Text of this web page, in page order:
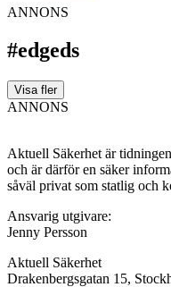
ANNONS
#edgeds
Visa fler
ANNONS
Aktuell Säkerhet är
och är därför en säker
såväl privat som statlig och
Ansvarig utgivare:
Jenny Persson
Aktuell Säkerhet
Drakenbergsgatan 15,